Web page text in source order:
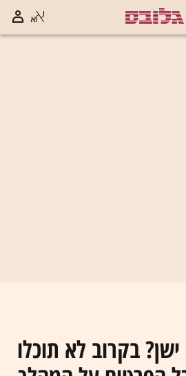
בקרוב לא תוכלו